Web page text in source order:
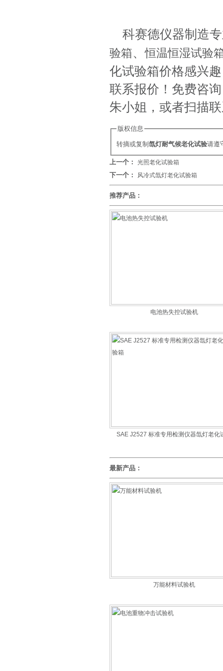
科赛德仪器制造
验箱、恒温恒湿试验
化试验箱价格感兴
联系报价！免费咨
朱小姐，或者扫描
版权信息
转摘或复制氙灯耐气候老化试验请遵
上一个： 光照老化试验箱
下一个： 风冷式氙灯老化试验箱
推荐产品：
电池热失控试验机
SAE J2527 标准专用检测仪器氙灯老化
最新产品：
万能材料试验机